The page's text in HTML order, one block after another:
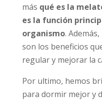
más qué es la
es la función
organismo.
son los beneficios
regular y mejorar la
Por ultimo, hemos
para dormir mejor y